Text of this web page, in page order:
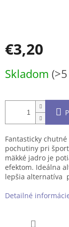
€3,20
cena:
Skladom
Fantasticky
pochutiny pri
mäkké jadro je
efektom. Ideálna
lepšia alternatíva
Detailné